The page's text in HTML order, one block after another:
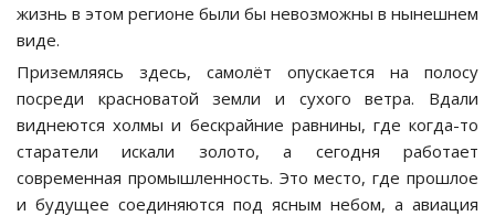
жизнь в этом регионе были бы невозможны в нынешнем
виде.
Приземляясь здесь, самолёт опускается на полосу
посреди красноватой земли и сухого ветра. Вдали
виднеются холмы и бескрайние равнины, где когда-то
старатели искали золото, а сегодня работает
современная промышленность. Это место, где прошлое
и будущее соединяются под ясным небом, а авиация